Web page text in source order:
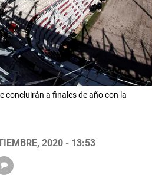
concluirán a finales de año con la
2020 - 13:53